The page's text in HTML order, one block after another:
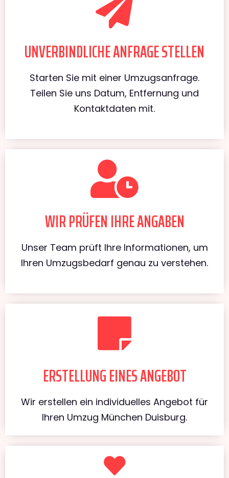
UNVERBINDLICHE ANFRAGE STELLEN
Starten Sie mit einer Umzugsanfrage.
Teilen Sie uns Datum, Entfernung und
Kontaktdaten mit.
WIR PRÜFEN IHRE ANGABEN
Unser Team prüft Ihre Informationen, um
Ihren Umzugsbedarf genau zu verstehen.
ERSTELLUNG EINES ANGEBOT
Wir erstellen ein individuelles Angebot für
Ihren Umzug München Duisburg.